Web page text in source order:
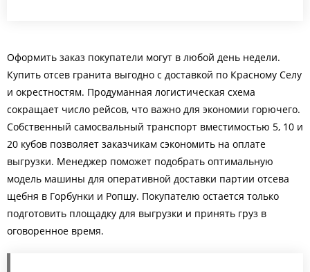
Оформить заказ покупатели могут в любой день недели.
Купить отсев гранита выгодно с доставкой по Красному Селу
и окрестностям. Продуманная логистическая схема
сокращает число рейсов, что важно для экономии горючего.
Собственный самосвальный транспорт вместимостью 5, 10 и
20 кубов позволяет заказчикам сэкономить на оплате
выгрузки. Менеджер поможет подобрать оптимальную
модель машины для оперативной доставки партии отсева
щебня в Горбунки и Ропшу. Покупателю остается только
подготовить площадку для выгрузки и принять груз в
оговоренное время.